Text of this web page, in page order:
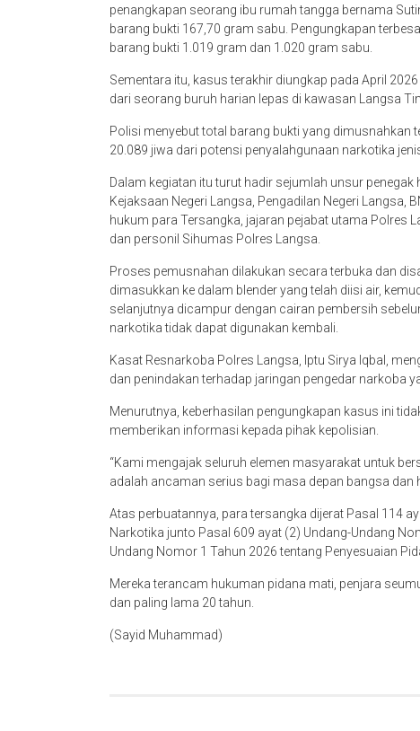
penangkapan seorang ibu rumah tangga bernama
barang bukti 167,70 gram sabu. Pengungkapan
barang bukti 1.019 gram dan 1.020 gram sabu.
Sementara itu, kasus terakhir diungkap pada April
dari seorang buruh harian lepas di kawasan Langsa
Polisi menyebut total barang bukti yang
20.089 jiwa dari potensi penyalahgunaan narkotika
Dalam kegiatan itu turut hadir sejumlah unsur
Kejaksaan Negeri Langsa, Pengadilan Negeri Langsa,
hukum para Tersangka, jajaran pejabat utama Polres
dan personil Sihumas Polres Langsa.
Proses pemusnahan dilakukan secara terbuka dan
dimasukkan ke dalam blender yang telah diisi air,
selanjutnya dicampur dengan cairan pembersih
narkotika tidak dapat digunakan kembali.
Kasat Resnarkoba Polres Langsa, Iptu Sirya Iqbal,
dan penindakan terhadap jaringan pengedar narkoba
Menurutnya, keberhasilan pengungkapan kasus ini
memberikan informasi kepada pihak kepolisian.
“Kami mengajak seluruh elemen masyarakat untuk
adalah ancaman serius bagi masa depan bangsa dan
Atas perbuatannya, para tersangka dijerat Pasal 114
Narkotika junto Pasal 609 ayat (2) Undang-Undang
Undang Nomor 1 Tahun 2026 tentang Penyesuaian
Mereka terancam hukuman pidana mati, penjara
dan paling lama 20 tahun.
(Sayid Muhammad)